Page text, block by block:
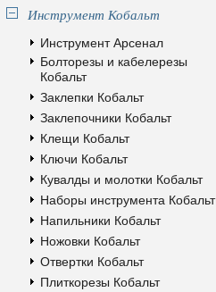
Инструмент Кобальт
Инструмент Арсенал
Болторезы и кабелерезы
Кобальт
Заклепки Кобальт
Заклепочники Кобальт
Клещи Кобальт
Ключи Кобальт
Кувалды и молотки Кобальт
Наборы инструмента Кобальт
Напильники Кобальт
Ножовки Кобальт
Отвертки Кобальт
Плиткорезы Кобальт